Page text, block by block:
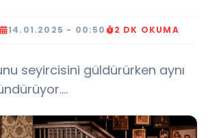
14.01.2025 - 00:50 2 DK OKUMA
seyircisini güldürürken aynı